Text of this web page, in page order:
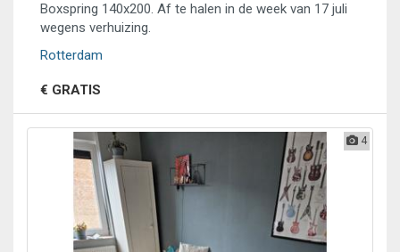
Boxspring 140x200. Af te halen in de week van 17 juli
wegens verhuizing.
Rotterdam
€ GRATIS
4